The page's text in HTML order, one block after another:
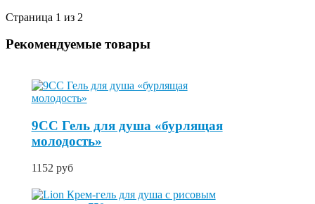
Страница 1 из 2
Рекомендуемые товары
9CC Гель для душа «бурлящая
молодость»
1152 руб